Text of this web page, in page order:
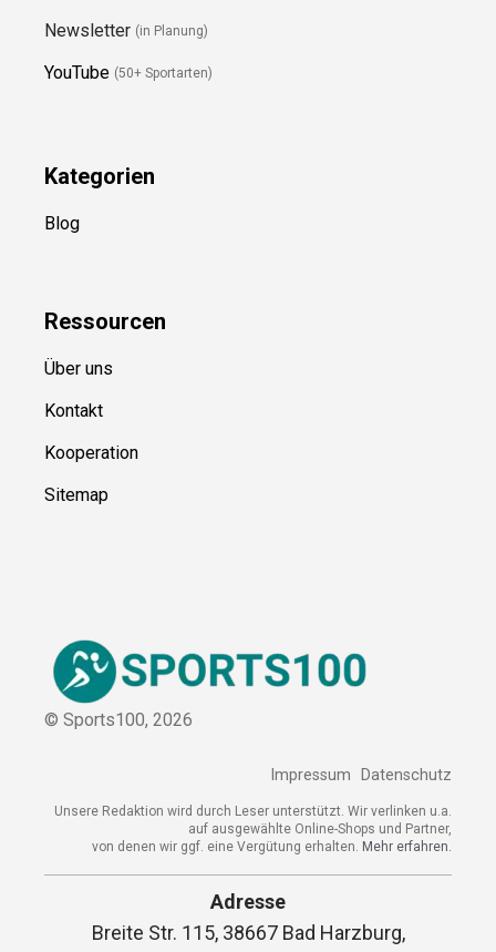
Newsletter (in Planung)
YouTube (50+ Sportarten)
Kategorien
Blog
Ressourcen
Über uns
Kontakt
Kooperation
Sitemap
© Sports100, 2026
Impressum Datenschutz
Unsere Redaktion wird durch Leser unterstützt. Wir verlinken
u.a. auf ausgewählte Online-Shops und Partner,
von denen wir ggf. eine Vergütung erhalten.Mehr erfahren.
Adresse
Breite Str. 115, 38667 Bad Harzburg,